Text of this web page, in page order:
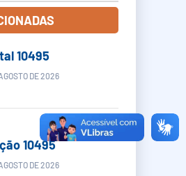
10495
DE 2026
10495
DE 2026